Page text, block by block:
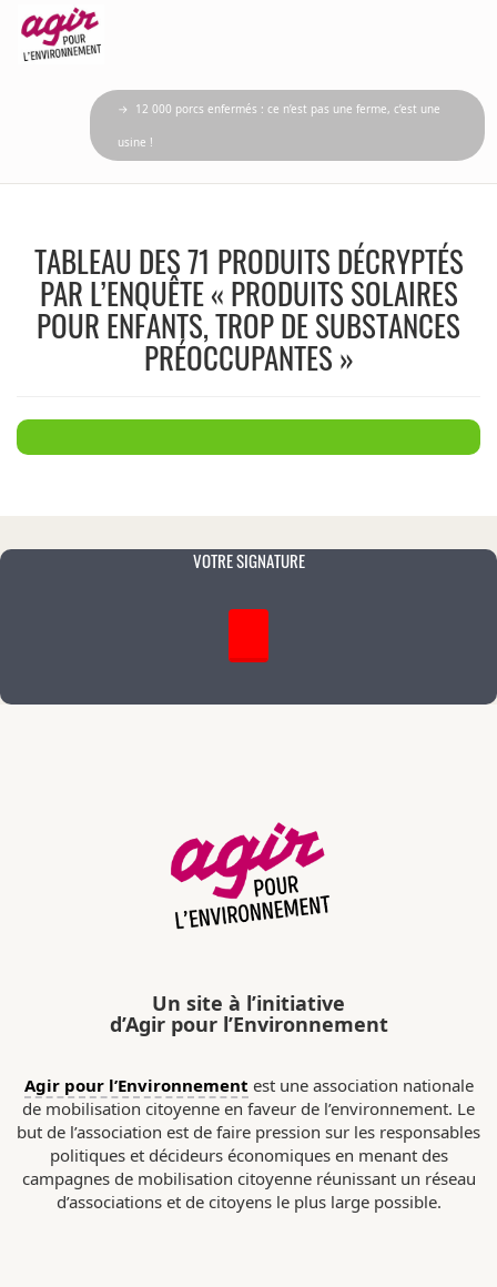
→ 12 000 porcs enfermés : ce n’est pas une ferme, c’est une
usine !
TABLEAU DES 71 PRODUITS DÉCRYPTÉS
PAR L’ENQUÊTE « PRODUITS SOLAIRES
POUR ENFANTS, TROP DE SUBSTANCES
PRÉOCCUPANTES »
VOTRE SIGNATURE
Un site à l’initiative
d’Agir pour l’Environnement
Agir pour l’Environnement est une association nationale
de mobilisation citoyenne en faveur de l’environnement. Le
but de l’association est de faire pression sur les responsables
politiques et décideurs économiques en menant des
campagnes de mobilisation citoyenne réunissant un réseau
d’associations et de citoyens le plus large possible.